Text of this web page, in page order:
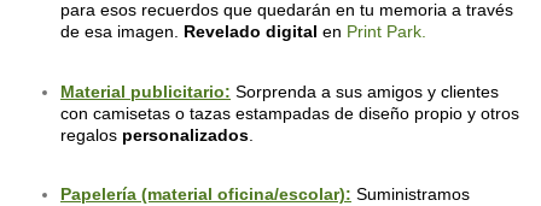
para esos recuerdos que quedarán en tu memoria a través
de esa imagen. Revelado digital en Print Park.
Material publicitario: Sorprenda a sus amigos y clientes
con camisetas o tazas estampadas de diseño propio y otros
regalos personalizados
Papelería (material oficina/escolar): Suministramos